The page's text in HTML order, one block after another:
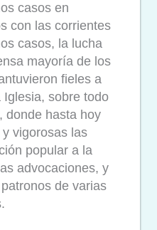
casos en
con las corrientes
casos, la lucha
mayoría de los
fieles a
Iglesia, sobre todo
donde hasta hoy
vigorosas las
popular a la
advocaciones, y
de varias